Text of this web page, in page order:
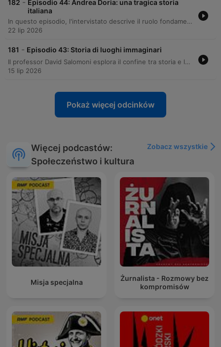
182 - Episodio 44: Andrea Doria: una tragica storia
italiana
In questo episodio, l'intervistato descrive il ruolo fondamentale dell'Italia nella navigazione transatlantica e la sua eccellenza nella cantieristica navale, con particolare riferimento a navi iconiche come il Conte Verde e l'Andrea Doria, simboli del design italiano nel mondo. Il racconto analizza inoltre le conseguenze legali e diplomatiche dello scontro tra l'Andrea Doria e lo Stockholm, rivelando un accordo segreto tra armatori per evitare un processo pubblico. L'episodio prosegue esplorando il lutto nazionale causato dal naufragio e la successiva rinascita della cantieristica italiana con il Leonardo da Vinci. Infine, viene analizzato il declino dei grandi transatlantici, destinati a scomparire con l'avvento dell'era dei jet e del trasporto aereo.
22 lip 2026
181 - Episodio 43: Storia di luoghi immaginari
Il professor David Salomoni esplora il confine tra storia e leggenda attraverso l'analisi di luoghi immaginari che hanno influenzato la geografia reale, come l'errore della California come isola e il mito del Prete Gianni. L'episodio approfondisce inoltre il mistero di Atlantide, le sue possibili connessioni con la civiltà nuragica in Sardegna e il suo ruolo come allegoria delle società ideali nel Rinascimento. L'analisi prosegue tracciando la leggenda di Eldorado, esaminando le spedizioni degli esploratori europei tra il XVI e il XVII secolo alla ricerca della leggendaria città d'oro.
15 lip 2026
Pokaż więcej odcinków
Więcej podcastów:
Społeczeństwo i kultura
Zobacz wszystkie
Misja specjalna
Żurnalista - Rozmowy bez
kompromisów